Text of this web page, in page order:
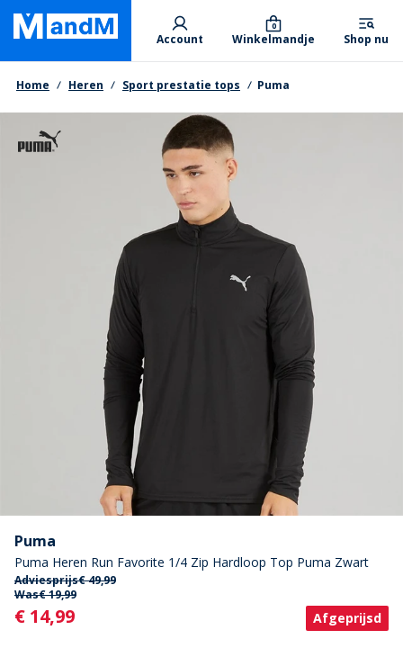
Skip
main
content
Primary departments
Account Winkelmandje
0
Shop nu
Kruimelpad
Home Heren Sport prestatie tops Puma
Puma
Puma Heren Run Favorite 1/4 Zip Hardloop Top Puma Zwart
Adviesprijs€ 49,99
Was€ 19,99
Current
€ 14,99 Afgeprijsd